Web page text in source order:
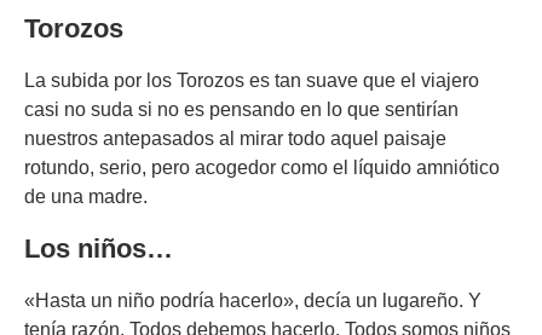
Torozos
La subida por los Torozos es tan suave que el viajero
casi no suda si no es pensando en lo que sentirían
nuestros antepasados al mirar todo aquel paisaje
rotundo, serio, pero acogedor como el líquido amniótico
de una madre.
Los niños…
«Hasta un niño podría hacerlo», decía un lugareño. Y
tenía razón. Todos debemos hacerlo. Todos somos niños